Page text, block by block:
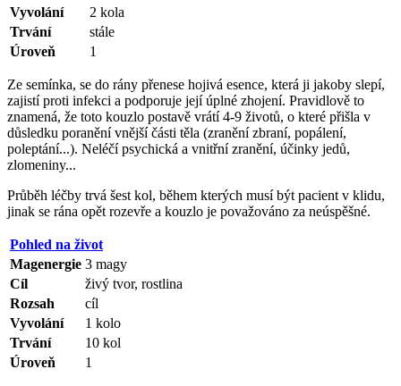
Vyvolání
2 kola
Trvání
stále
Úroveň
1
Ze semínka, se do rány přenese hojivá esence, která ji jakoby slepí,
zajistí proti infekci a podporuje její úplné zhojení. Pravidlově to
znamená, že toto kouzlo postavě vrátí 4-9 životů, o které přišla v
důsledku poranění vnější části těla (zranění zbraní, popálení,
poleptání...). Neléčí psychická a vnitřní zranění, účinky jedů,
zlomeniny...
Průběh léčby trvá šest kol, během kterých musí být pacient v klidu,
jinak se rána opět rozevře a kouzlo je považováno za neúspěšné.
Pohled na život
Magenergie 3 magy
Cíl
živý tvor, rostlina
Rozsah
cíl
Vyvolání
1 kolo
Trvání
10 kol
Úroveň
1